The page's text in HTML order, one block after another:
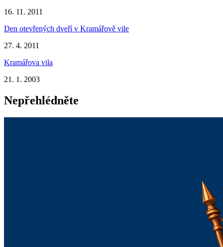
16. 11. 2011
Den otevřených dveří v Kramářově vile
27. 4. 2011
Kramářova vila
21. 1. 2003
Nepřehlédněte